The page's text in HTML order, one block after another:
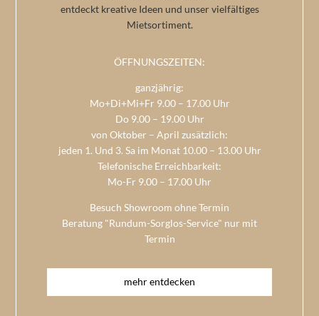
entdeckt kreative Ideen und unser vielfältiges
Mietsortiment.
ÖFFNUNGSZEITEN:
ganzjährig:
Mo+Di+Mi+Fr 9.00 – 17.00 Uhr
Do 9.00 – 19.00 Uhr
von Oktober – April zusätzlich:
jeden 1. Und 3. Sa im Monat 10.00 – 13.00 Uhr
Telefonische Erreichbarkeit:
Mo-Fr 9.00 – 17.00 Uhr
Besuch Showroom ohne Termin
Beratung "Rundum-Sorglos-Service" nur mit
Termin
mehr entdecken